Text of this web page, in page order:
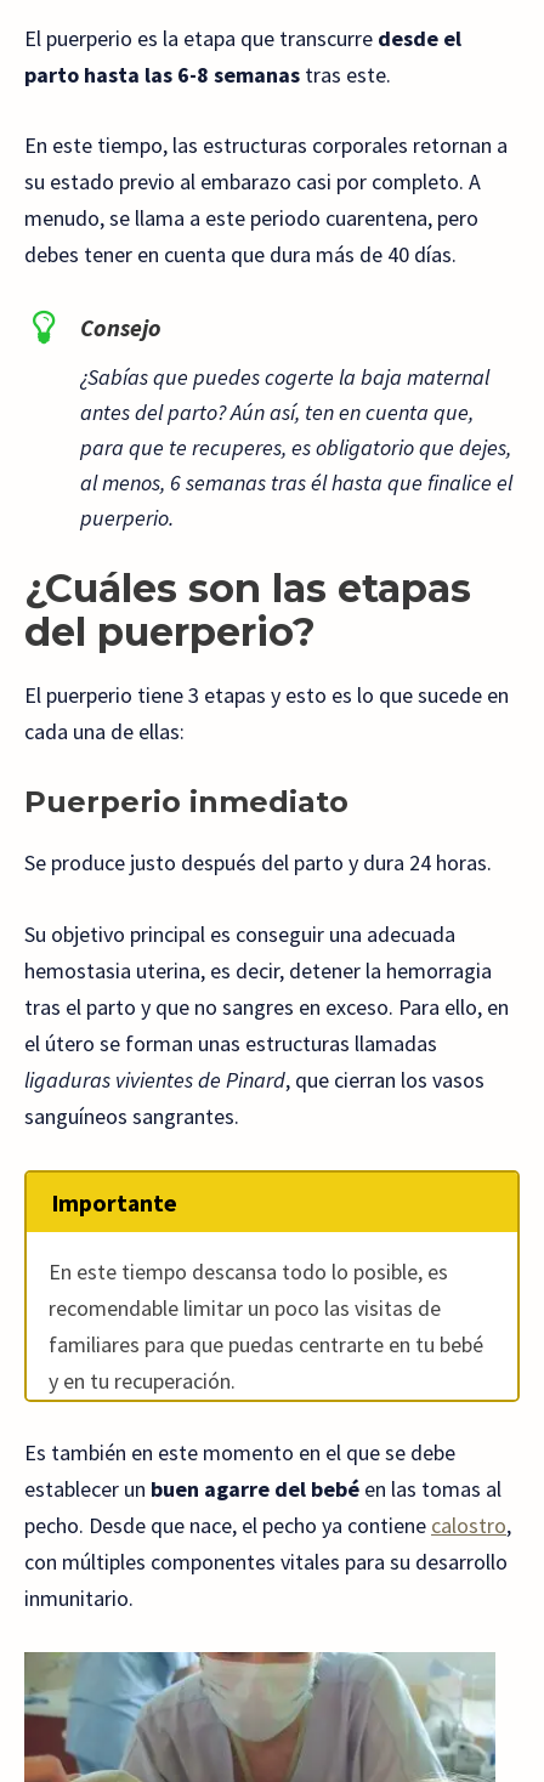
El puerperio es la etapa que transcurre desde el
parto hasta las 6-8 semanas tras este.
En este tiempo, las estructuras corporales retornan a
su estado previo al embarazo casi por completo. A
menudo, se llama a este periodo cuarentena, pero
debes tener en cuenta que dura más de 40 días.
Consejo
¿Sabías que puedes cogerte la baja maternal
antes del parto? Aún así, ten en cuenta que,
para que te recuperes, es obligatorio que dejes,
al menos, 6 semanas tras él hasta que finalice el
puerperio.
¿Cuáles son las etapas
del puerperio?
El puerperio tiene 3 etapas y esto es lo que sucede en
cada una de ellas:
Puerperio inmediato
Se produce justo después del parto y dura 24 horas.
Su objetivo principal es conseguir una adecuada
hemostasia uterina, es decir, detener la hemorragia
tras el parto y que no sangres en exceso. Para ello, en
el útero se forman unas estructuras llamadas
ligaduras vivientes de Pinard, que cierran los vasos
sanguíneos sangrantes.
Importante
En este tiempo descansa todo lo posible, es
recomendable limitar un poco las visitas de
familiares para que puedas centrarte en tu bebé
y en tu recuperación.
Es también en este momento en el que se debe
establecer un buen agarre del bebé en las tomas al
pecho. Desde que nace, el pecho ya contiene calostro,
con múltiples componentes vitales para su desarrollo
inmunitario.